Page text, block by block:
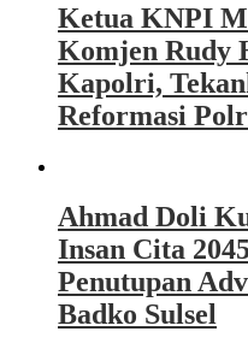
Ketua KNPI
Komjen Rudy
Kapolri,
Reformasi
Ahmad Doli
Insan Cita
Penutupan
Badko Sulsel